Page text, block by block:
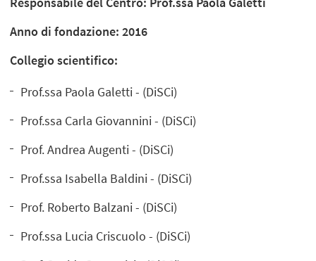
Anno di fondazione: 2016
Collegio scientifico:
Prof.ssa Paola Galetti - (DiSCi)
Prof.ssa Carla Giovannini - (DiSCi)
Prof. Andrea Augenti - (DiSCi)
Prof.ssa Isabella Baldini - (DiSCi)
Prof. Roberto Balzani - (DiSCi)
Prof.ssa Lucia Criscuolo - (DiSCi)